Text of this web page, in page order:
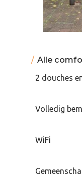
Alle
2 douches
Volledig
WiFi